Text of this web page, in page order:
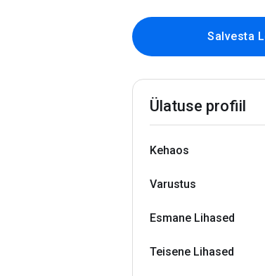
Salvesta
Ülatuse profiil
Kehaos
Varustus
Esmane Lihased
Teisene Lihased